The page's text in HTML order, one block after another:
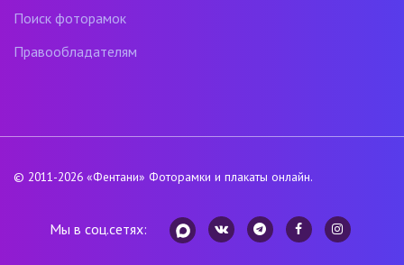
Поиск фоторамок
Правообладателям
© 2011-2026 «Фентани» Фоторамки и плакаты онлайн.
Мы в соц.сетях: